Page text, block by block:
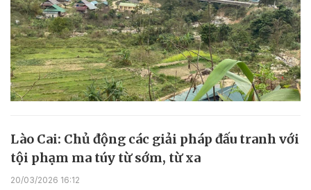
Lào Cai: Chủ động các giải pháp đấu tranh với
tội phạm ma túy từ sớm, từ xa
20/03/2026 16:12